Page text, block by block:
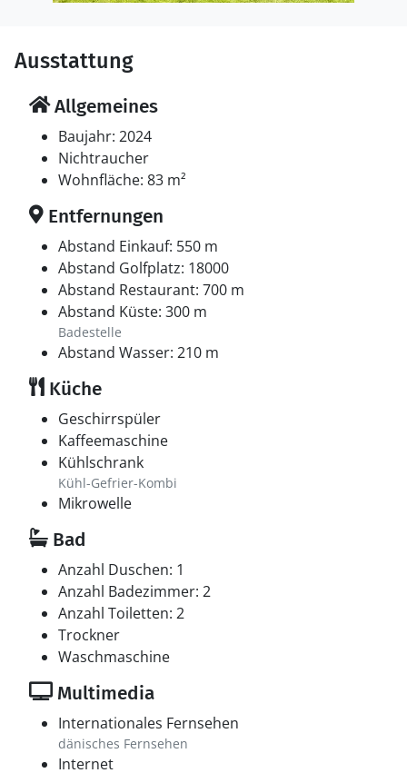
Ausstattung
Allgemeines
Baujahr: 2024
Nichtraucher
Wohnfläche: 83 m²
Entfernungen
Abstand Einkauf: 550 m
Abstand Golfplatz: 18000
Abstand Restaurant: 700 m
Abstand Küste: 300 m
Badestelle
Abstand Wasser: 210 m
Küche
Geschirrspüler
Kaffeemaschine
Kühlschrank
Kühl-Gefrier-Kombi
Mikrowelle
Bad
Anzahl Duschen: 1
Anzahl Badezimmer: 2
Anzahl Toiletten: 2
Trockner
Waschmaschine
Multimedia
Internationales Fernsehen
dänisches Fernsehen
Internet